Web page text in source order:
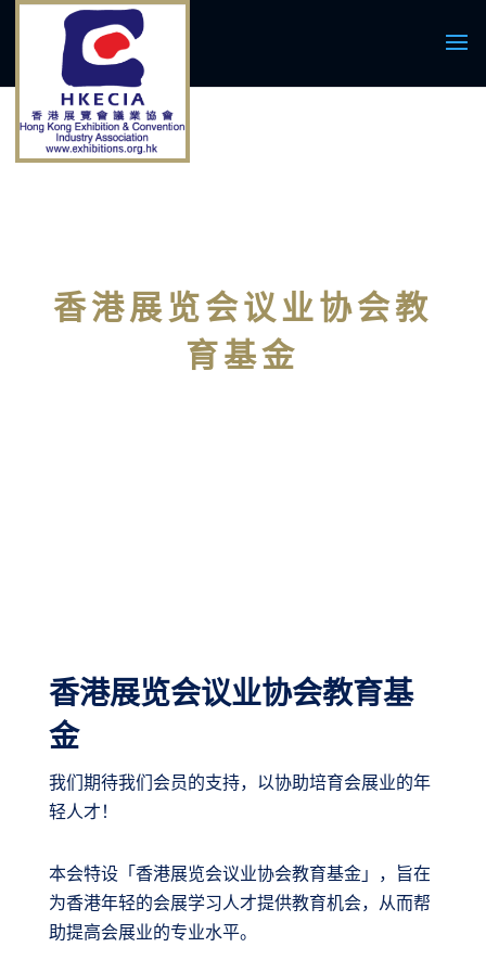
香港展览会议业协会教
育基金
香港展览会议业协会教育基
金
我们期待我们会员的支持，以协助培育会展业的年
轻人才！
本会特设「香港展览会议业协会教育基金」，旨在
为香港年轻的会展学习人才提供教育机会，从而帮
助提高会展业的专业水平。